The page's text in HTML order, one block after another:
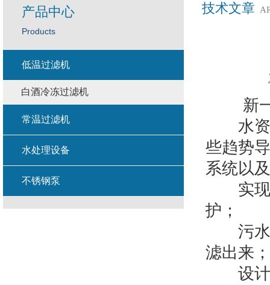
技术文章
新一
水资
些趋势
系统以
实现
护；
污水
滤出来；
设计
产品中心
Products
低温过滤机
白酒冷冻过滤机
常温过滤机
水处理设备
不锈钢泵